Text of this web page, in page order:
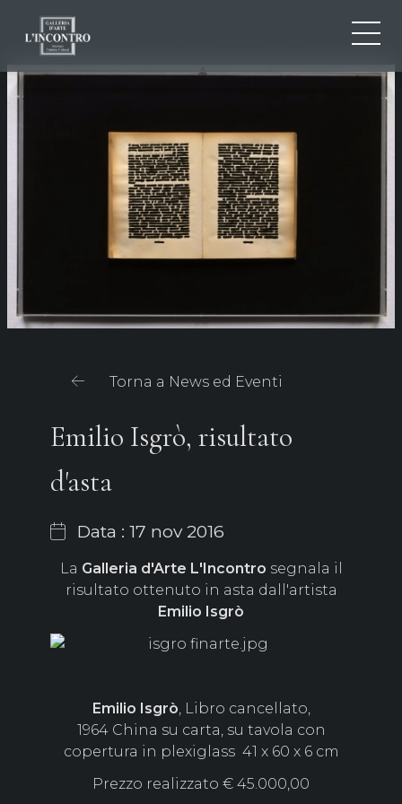
ARTISTI E OPERE
Torna a News ed Eventi
Emilio Isgrò, risultato
d'asta
Data : 17 nov 2016
La Galleria d'Arte L'Incontro segnala il
risultato ottenuto in asta dall'artista
Emilio Isgrò
Emilio Isgrò, Libro cancellato,
1964 China su carta, su tavola con
copertura in plexiglass 41 x 60 x 6 cm
Prezzo realizzato € 45.000,00